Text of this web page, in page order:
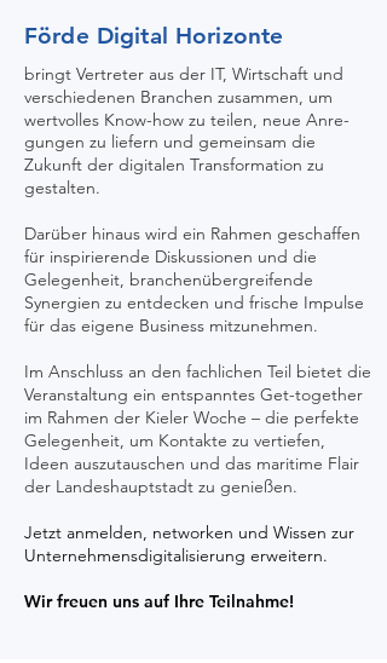
Förde Digital Horizonte
bringt Vertreter aus der IT, Wirtschaft und
verschiedenen Branchen zusammen, um
wertvolles Know-how zu teilen, neue Anre-
gungen zu liefern und gemeinsam die
Zukunft der digitalen Transformation zu
gestalten.
Darüber hinaus wird ein Rahmen geschaffen
für inspirierende Diskussionen und die
Gelegenheit, branchenübergreifende
Synergien zu entdecken und frische Impulse
für das eigene Business mitzunehmen.
Im Anschluss an den fachlichen Teil bietet die
Veranstaltung ein entspanntes Get-together
im Rahmen der Kieler Woche – die perfekte
Gelegenheit, um Kontakte zu vertiefen,
Ideen auszutauschen und das maritime Flair
der Landeshauptstadt zu genießen.
Jetzt anmelden, networken und Wissen zur
Unternehmensdigitalisierung erweitern.
Wir freuen uns auf Ihre Teilnahme!